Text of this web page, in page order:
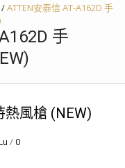
/ATTEN安泰信 AT-A162D 手
手
熱風槍 (NEW)
/ 0